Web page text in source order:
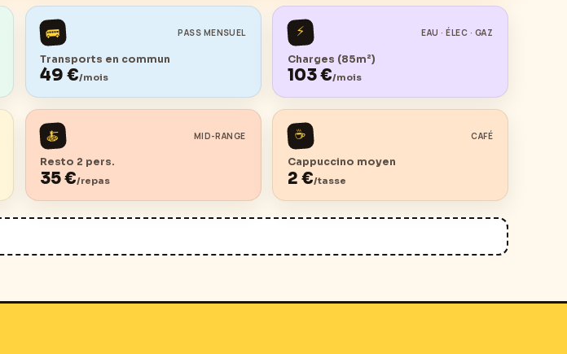
🚌 PASS MENSUEL
Transports en commun
49 €/mois
⚡ EAU · ÉLEC · GAZ
Charges (85m²)
103€/mois
🍝 MID-RANGE
Resto 2 pers.
35€/repas
☕ CAFÉ
Cappuccino moyen
2 €/tasse